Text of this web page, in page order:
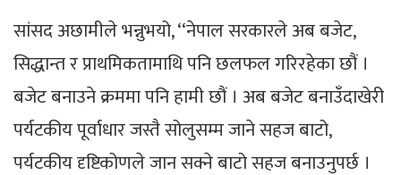
सांसद अछामीले भन्नुभयो, ‘‘नेपाल सरकारले अब बजेट,
सिद्धान्त र प्राथमिकतामाथि पनि छलफल गरिरहेका छौं ।
बजेट बनाउने क्रममा पनि हामी छौं । अब बजेट बनाउँदाखेरी
पर्यटकीय पूर्वाधार जस्तै सोलुसम्म जाने सहज बाटो,
पर्यटकीय दृष्टिकोणले जान सक्ने बाटो सहज बनाउनुपर्छ ।